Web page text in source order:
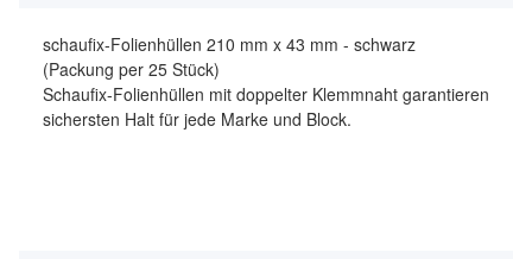
schaufix-Folienhüllen 210 mm x 43 mm - schwarz
(Packung per 25 Stück)
Schaufix-Folienhüllen mit doppelter Klemmnaht garantieren
sichersten Halt für jede Marke und Block.